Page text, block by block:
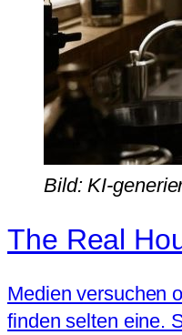
Bild: KI-
The Real
Medien versuchen
finden selten eine.